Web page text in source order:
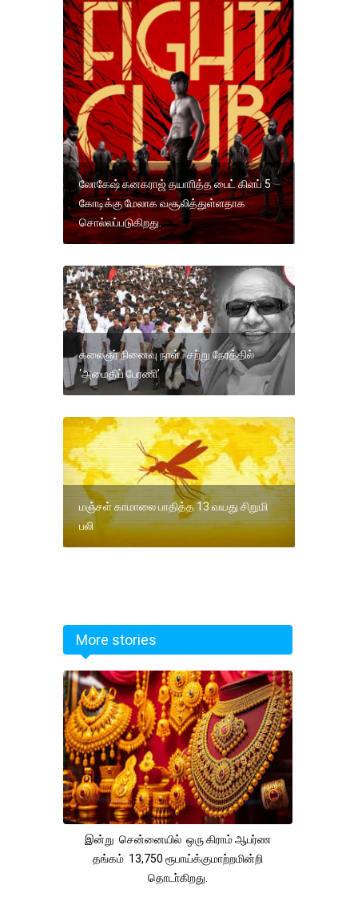
லோகேஷ் கனகராஜ் தயாாித்த பைட் கிளப் 5
கோடிக்கு மேலாக வசூலித்துள்ளதாக
சொல்லப்படுகிறது.
கலைஞர் நினைவு நாள்.. சற்று நேரத்தில்
‘அமைதிப் பேரணி’
மஞ்சள் காமாலை பாதித்த 13 வயது சிறுமி
பலி
More stories
இன்று சென்னையில் ஒரு கிராம் ஆபர்ண
தங்கம் 13,750 ரூபாய்க்குமாற்றமின்றி
தொடா்கிறது.